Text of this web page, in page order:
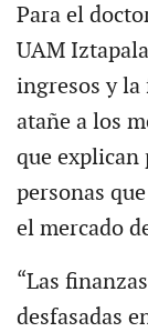
Para el
UAM
ingresos y
atañe a los
que explican
personas
el mercado
“Las
desfasadas